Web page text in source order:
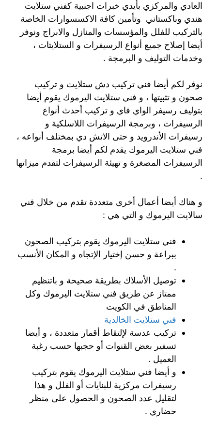
العادي والمركزي بأيدي خبرات اجنبية كفني ستلايت
هندي وباكستاني وتأمين كافة الاكسسوارات الخاصة
بالتركيب للفلل والمؤسسات والمنازل والابراج ونوفر
أيضا إصلاح جميع أنواع الرسيفرات و الستلايتات ،
وخدمات التوليف و البرمجة .
نوفر لكم أيضا فني تركيب دش ستلايت و تركيب
صحون و تثبيتها ، و فني ستلايت اليرموك يقوم أيضا
بتوليف رسيفر الواي فاي و تركيب أحدث أنواع
الرسيفرات ، وبرمجة الرسيفرات اللاسلكية و
رسيفرات الأندرويد و حتى الاتش دي بمختلف أنواعه ،
فني ستلايت اليرموك يقدم لكم أيضا برمجة
الرسيفرات المصغرة و تهيئة الرسيفرات لتقدم ميزاتها
.
و هناك أيضا أعمال أخرى متعددة تقدم من خلال فني
سالايت اليرموك و التي هي :
فني ستلايت اليرموك يقوم بتركيب الصحون
ببراعة و حسن إختيار الإتجاه و المكان الأنسب
.
توصيل الأسلاك بطريقة صحيحة و باتنظيم
ممتاز عن طريق فني ستلايت اليرموك وكل
المناطق في الكويت
فني ستلايت الخالدية
تركيب عدسة لإلتقاط أقمار متعددة ، و أيضا
تسفير بعض القنوات أو حجبها حسب رغبة
العميل .
و أيضا فني ستلايت اليرموك يقوم بتركيب
رسيفرات مركزية للبنايات أو الفلل و هذا
لتقليل عدد الصحون و الحصول على منظر
حضاري .